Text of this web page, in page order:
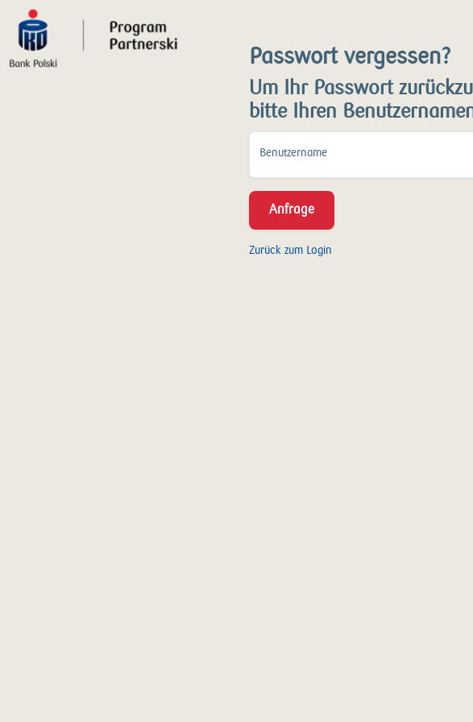
Passwort vergessen?
Um Ihr Passwort
bitte Ihren
Benutzername
Anfrage
Zurück zum Login